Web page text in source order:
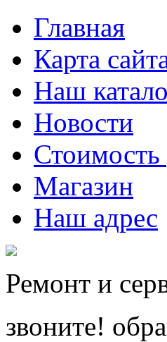
Главная
Карта
Наш
Новости
Стоимость
Магазин
Наш адрес
Ремонт и
звоните!